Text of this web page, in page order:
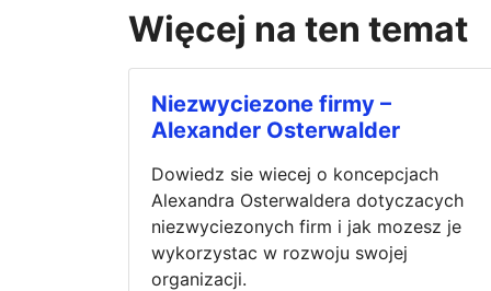
Więcej na ten temat
Niezwyciezone firmy –
Alexander Osterwalder
Dowiedz sie wiecej o koncepcjach
Alexandra Osterwaldera dotyczacych
niezwyciezonych firm i jak mozesz je
wykorzystac w rozwoju swojej
organizacji.